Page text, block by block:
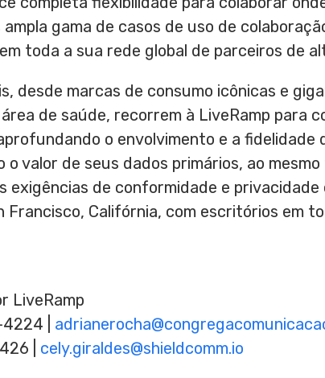
gama de casos de uso de
toda a sua rede global de parceiros de
desde marcas de consumo icônicas e
de saúde, recorrem à LiveRamp para
o envolvimento e a fidelidade
o valor de seus dados primários, ao
exigências de conformidade e privacidade
Francisco, Califórnia, com escritórios em
LiveRamp
|
| cely.giraldes@shieldcomm.io